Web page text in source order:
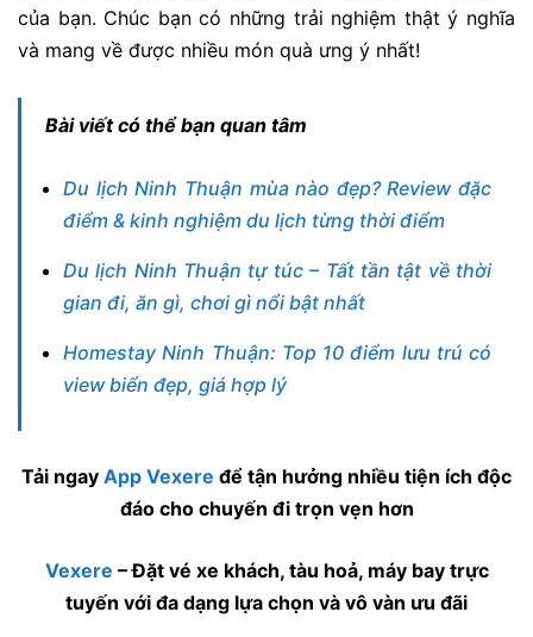
của bạn. Chúc bạn có những trải nghiệm thật ý nghĩa
và mang về được nhiều món quà ưng ý nhất!
Bài viết có thể bạn quan tâm
Du lịch Ninh Thuận mùa nào đẹp? Review đặc
điểm & kinh nghiệm du lịch từng thời điểm
Du lịch Ninh Thuận tự túc – Tất tần tật về thời
gian đi, ăn gì, chơi gì nổi bật nhất
Homestay Ninh Thuận: Top 10 điểm lưu trú có
view biển đẹp, giá hợp lý
Tải ngay App Vexere để tận hưởng nhiều tiện ích độc
đáo cho chuyến đi trọn vẹn hơn
Vexere – Đặt vé xe khách, tàu hoả, máy bay trực
tuyến với đa dạng lựa chọn và vô vàn ưu đãi